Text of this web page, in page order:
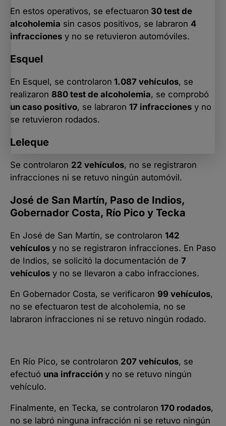
En estos operativos, se efectuaron 30 test de
alcoholemia sin casos positivos, se labraron 4
infracciones y no se retuvieron automóviles.
Esquel
En Esquel, se controlaron 1.087 vehículos, se
realizaron 880 test de alcoholemia, se comprobó
un caso positivo, se labraron 17 infracciones y no
se retuvieron rodados.
Leleque
Se controlaron 22 vehículos, no se registraron
infracciones ni se retuvo ningún automóvil.
José de San Martín, Paso de Indios,
Gobernador Costa, Río Pico y Tecka
En José de San Martín, se controlaron 142
vehículos y no se registraron infracciones. En Paso
de Indios, se solicitó la documentación de 7
vehículos y no se llevaron a cabo infracciones.
En Gobernador Costa, se verificaron 99 vehículos,
no se efectuaron test de alcoholemia, no se
labraron infracciones ni se retuvo ningún rodado.
En Río Pico, se controlaron 207 vehículos, se
efectuó una infracción y no se retuvo ningún
vehículo.
Finalmente, en Tecka, se controlaron 170 rodados,
no se labró ninguna infracción ni se retuvo ningún